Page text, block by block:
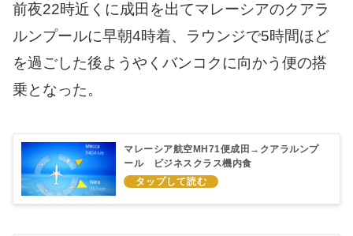
前夜22時近くに成田を出てマレーシアのクアラ
ルンプールに早朝4時着、ラウンジで5時間ほど
を過ごした後ようやくバンコクに向かう便の搭
乗となった。
マレーシア航空MH71便成田→クアラルンプ
ール ビジネスクラス機内食